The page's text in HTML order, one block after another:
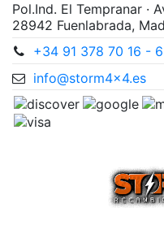
Pol.Ind. El Tempranar ·
28942 Fuenlabrada,
+34 91 378 70 16 -
info@storm4x4.es